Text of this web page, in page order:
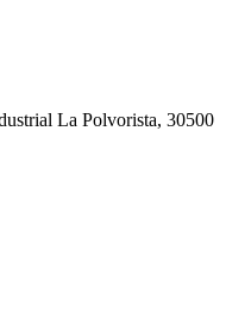
La Polvorista, 30500